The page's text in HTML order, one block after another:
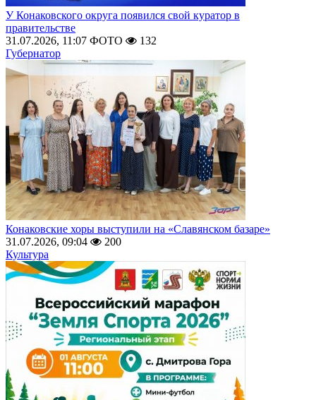
У Конаковского округа появился свой куратор в
правительстве
31.07.2026, 11:07 ФОТО
132
Губернатор
Конаковские хоры выступили на «Славянском базаре»
31.07.2026, 09:04
200
Культура